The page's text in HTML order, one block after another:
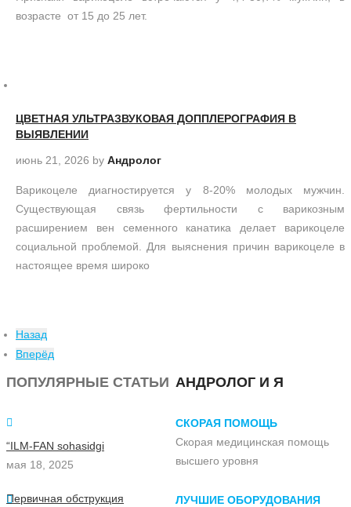
возрасте от 15 до 25 лет.
ЦВЕТНАЯ УЛЬТРАЗВУКОВАЯ ДОППЛЕРОГРАФИЯ В
ВЫЯВЛЕНИИ
июнь 21, 2026 by Андролог
Варикоцеле диагностируется у 8-20% молодых мужчин.
Существующая связь фертильности с варикозным
расширением вен семенного канатика делает варикоцеле
социальной проблемой. Для выяснения причин варикоцеле в
настоящее время широко
Назад
Вперёд
ПОПУЛЯРНЫЕ СТАТЬИ
“ILM-FAN sohasidgi
мая 18, 2025
Первичная обструкция
АНДРОЛОГ И Я
СКОРАЯ ПОМОЩЬ
Скорая медицинская помощь
высшего уровня
ЛУЧШИЕ ОБОРУДОВАНИЯ